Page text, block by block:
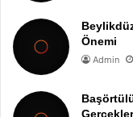
Önemi
Admin
Gerçekler